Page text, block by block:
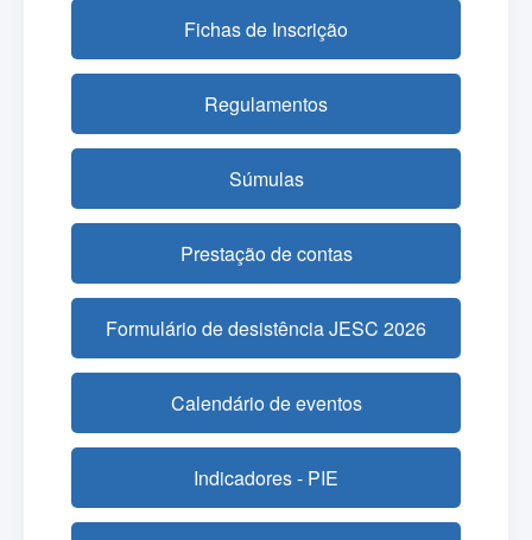
Fichas de Inscrição
Regulamentos
Súmulas
Prestação de contas
Formulário de desistência JESC 2026
Calendário de eventos
Indicadores - PIE